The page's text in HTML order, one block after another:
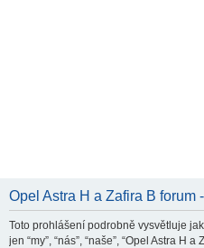
Opel Astra H a Zafira B forum
Toto prohlášení podrobně vysvětluje
jen “my”, “nás”, “naše”, “Opel Astra H